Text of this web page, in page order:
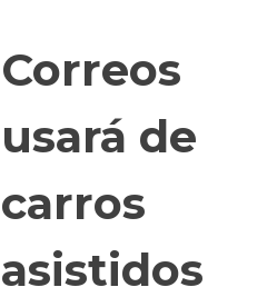
Correos
usará de
carros
asistidos